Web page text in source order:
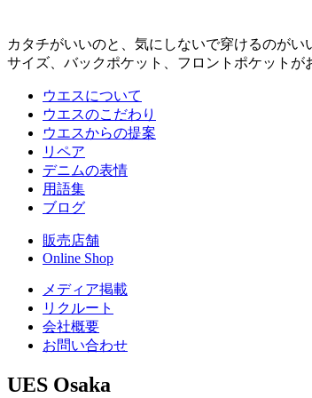
カタチがいいのと、気にしないで穿けるのが
サイズ、バックポケット、フロントポケットが
ウエスについて
ウエスのこだわり
ウエスからの提案
リペア
デニムの表情
用語集
ブログ
販売店舗
Online Shop
メディア掲載
リクルート
会社概要
お問い合わせ
UES Osaka